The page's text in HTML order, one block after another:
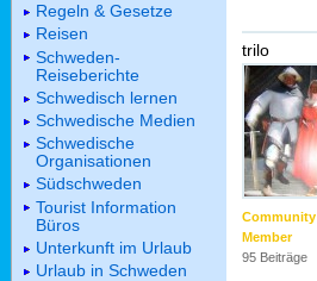
trilo
Community
Member
95 Beiträge
Regeln & Gesetze
Reisen
Schweden-
Reiseberichte
Schwedisch lernen
Schwedische Medien
Schwedische
Organisationen
Südschweden
Tourist Information
Büros
Unterkunft im Urlaub
Urlaub in Schweden